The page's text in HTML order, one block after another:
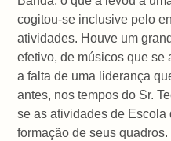
cogitou-se inclusive pelo
atividades. Houve um
efetivo, de músicos que se
a falta de uma liderança
antes, nos tempos do Sr.
se as atividades de
formação de seus quadros.